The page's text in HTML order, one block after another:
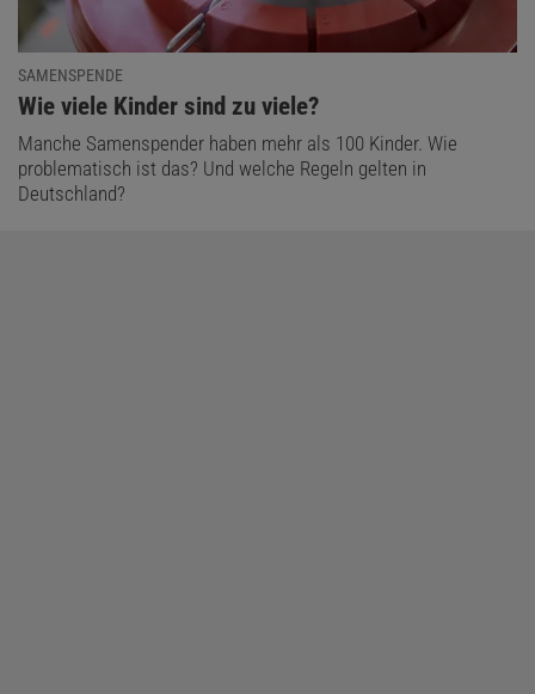
SAMENSPENDE
:
Wie viele Kinder sind zu viele?
Manche Samenspender haben mehr als 100 Kinder. Wie
problematisch ist das? Und welche Regeln gelten in
Deutschland?